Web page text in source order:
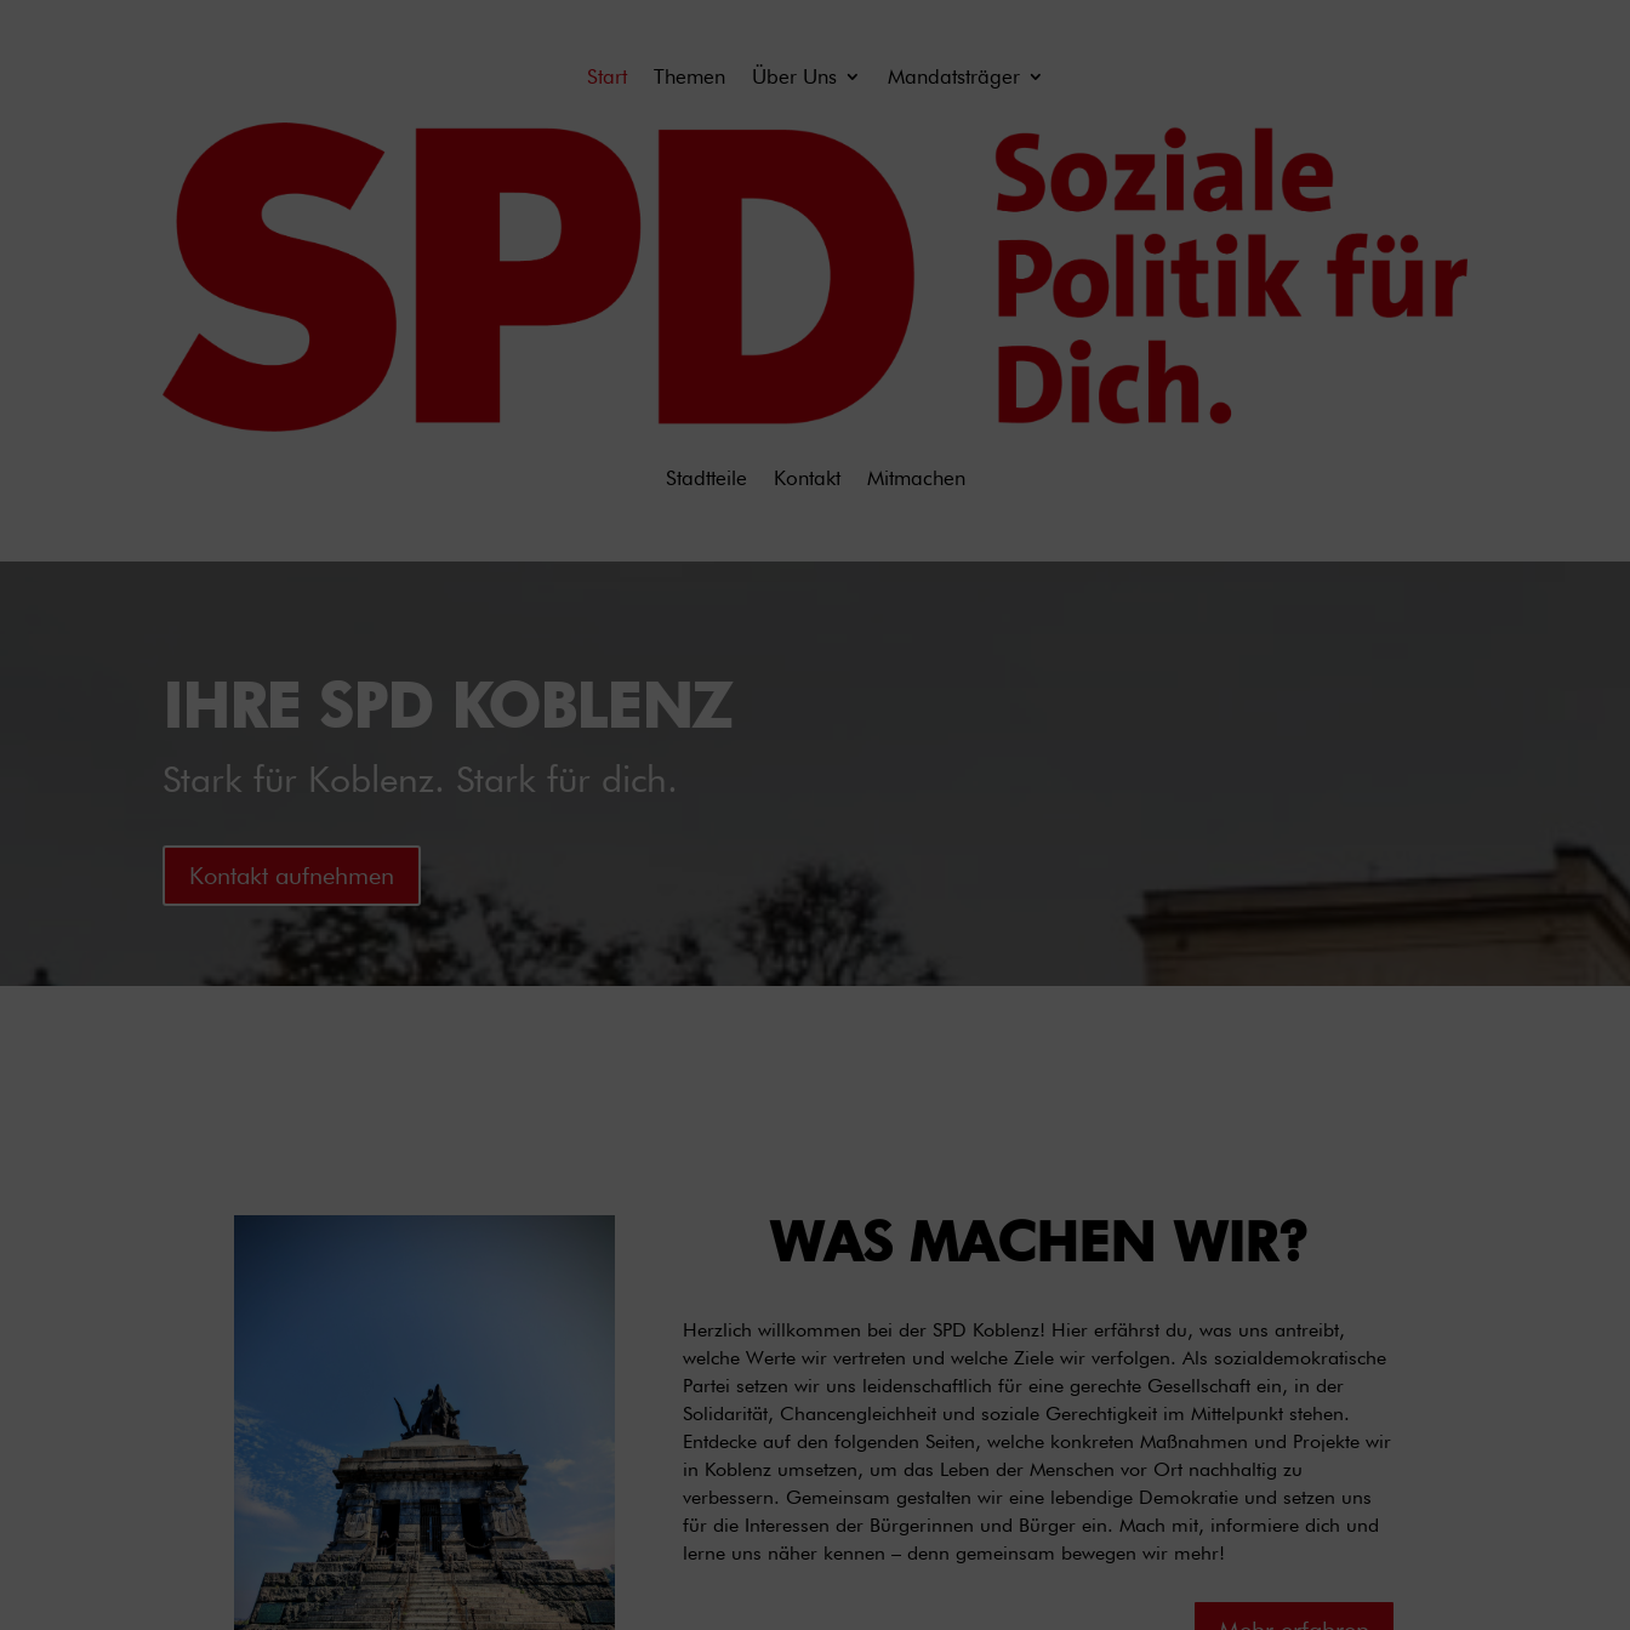
Start Themen Über Uns Mandatsträger
Stadtteile Kontakt Mitmachen
IHRE SPD KOBLENZ
Stark für Koblenz. Stark für dich.
Kontakt aufnehmen
WAS MACHEN WIR?
Herzlich willkommen bei der SPD Koblenz! Hier erfährst du, was uns antreibt,
welche Werte wir vertreten und welche Ziele wir verfolgen. Als sozialdemokratische
Partei setzen wir uns leidenschaftlich für eine gerechte Gesellschaft ein, in der
Solidarität, Chancengleichheit und soziale Gerechtigkeit im Mittelpunkt stehen.
Entdecke auf den folgenden Seiten, welche konkreten Maßnahmen und Projekte wir
in Koblenz umsetzen, um das Leben der Menschen vor Ort nachhaltig zu
verbessern. Gemeinsam gestalten wir eine lebendige Demokratie und setzen uns
für die Interessen der Bürgerinnen und Bürger ein. Mach mit, informiere dich und
lerne uns näher kennen – denn gemeinsam bewegen wir mehr!